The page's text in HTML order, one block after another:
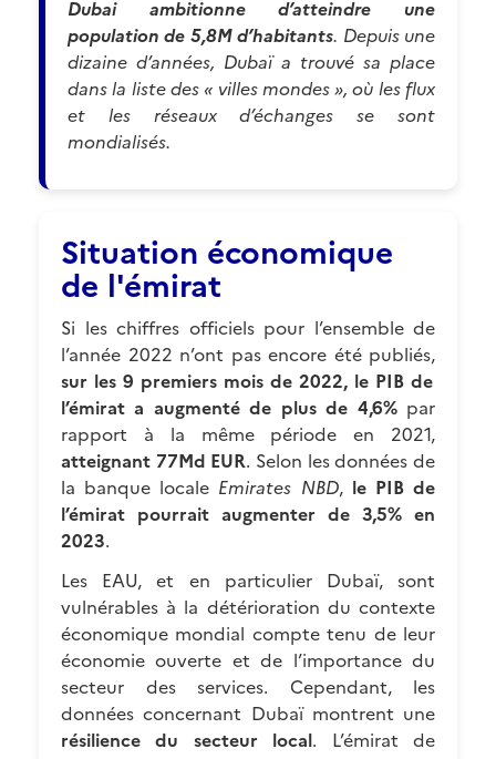
Dubai ambitionne
d’atteindre une
population de 5,8M d’habitants. Depuis une
dizaine d’années, Dubaï a trouvé sa place
dans la liste des « villes mondes », où les flux
et les réseaux d’échanges se sont
mondialisés.
Situation économique
de l'émirat
Si les chiffres officiels pour l’ensemble de
l’année 2022 n’ont pas encore été publiés,
sur les 9 premiers mois de 2022, le PIB de
l’émirat a augmenté de plus de 4,6%par
rapport à la même période en 2021,
atteignant 77Md EUR. Selon les données de
la banque locale Emirates NBD, le PIB de
l’émirat pourrait augmenter de 3,5% en
2023.
Les EAU, et en particulier Dubaï, sont
vulnérables à la détérioration du contexte
économique mondial compte tenu de leur
économie ouverte et de l’importance du
secteur des services. Cependant, les
données concernant Dubaï montrent une
résilience du secteur local. L’émirat de